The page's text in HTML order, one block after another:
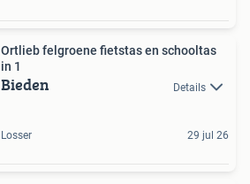
Ortlieb felgroene fietstas en schooltas
in 1
Bieden Details
Losser 29 jul 26